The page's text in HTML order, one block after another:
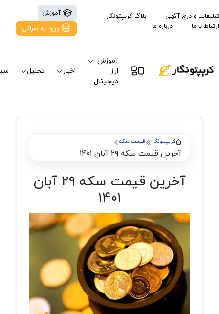
تبلیغات و درج آگهی
بلاگ کریپتونگار
ارتباط با ما
درباره ما
آموزش
ورود به صرافی
آموزش
ارز
دیجیتال
اخبار تحلیل
کریپتونگار قیمت سکه
آخرین قیمت سکه ۲۹ آبان ۱۴۰۱
آخرین قیمت سکه ۲۹ آبان
۱۴۰۱